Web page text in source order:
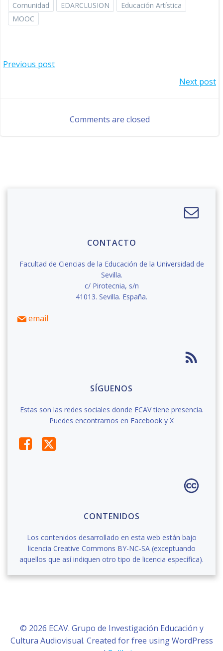
Comunidad EDARCLUSION
Educación Artística
MOOC
Navegación
Previous post
Next post
Comments are closed
CONTACTO
Facultad de Ciencias de la Educación de la Universidad de
Sevilla.
c/ Pirotecnia, s/n
41013. Sevilla. España.
email
SÍGUENOS
Estas son las redes sociales donde ECAV tiene presencia.
Puedes encontrarnos en Facebook y X
CONTENIDOS
Los contenidos desarrollado en esta web están bajo
licencia Creative Commons BY-NC-SA (exceptuando
aquellos que así indiquen otro tipo de licencia específica).
© 2026 ECAV. Grupo de Investigación Educación y
Cultura Audiovisual. Created for free using WordPress